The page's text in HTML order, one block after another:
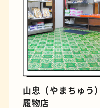
山忠（やまちゅう）
履物店